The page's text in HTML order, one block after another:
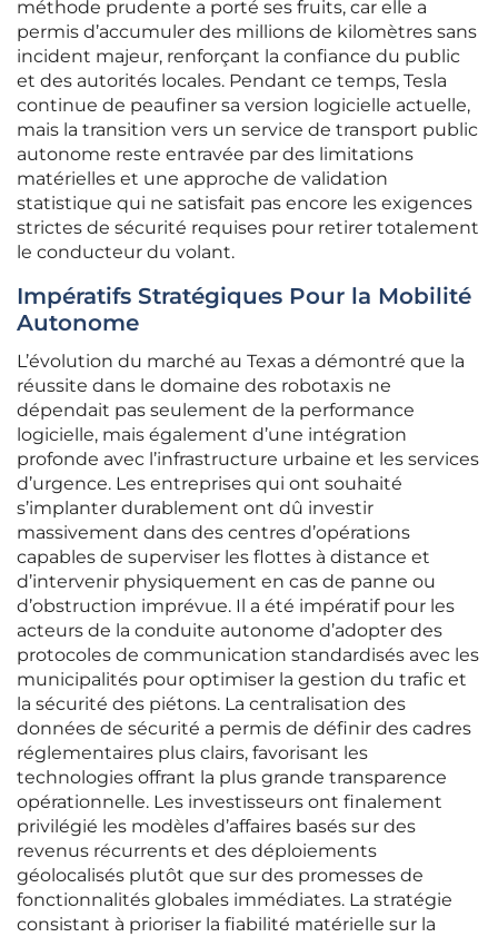
méthode prudente a porté ses fruits, car elle a
permis d’accumuler des millions de kilomètres sans
incident majeur, renforçant la confiance du public
et des autorités locales. Pendant ce temps, Tesla
continue de peaufiner sa version logicielle actuelle,
mais la transition vers un service de transport public
autonome reste entravée par des limitations
matérielles et une approche de validation
statistique qui ne satisfait pas encore les exigences
strictes de sécurité requises pour retirer totalement
le conducteur du volant.
Impératifs Stratégiques Pour la Mobilité
Autonome
L’évolution du marché au Texas a démontré que la
réussite dans le domaine des robotaxis ne
dépendait pas seulement de la performance
logicielle, mais également d’une intégration
profonde avec l’infrastructure urbaine et les services
d’urgence. Les entreprises qui ont souhaité
s’implanter durablement ont dû investir
massivement dans des centres d’opérations
capables de superviser les flottes à distance et
d’intervenir physiquement en cas de panne ou
d’obstruction imprévue. Il a été impératif pour les
acteurs de la conduite autonome d’adopter des
protocoles de communication standardisés avec les
municipalités pour optimiser la gestion du trafic et
la sécurité des piétons. La centralisation des
données de sécurité a permis de définir des cadres
réglementaires plus clairs, favorisant les
technologies offrant la plus grande transparence
opérationnelle. Les investisseurs ont finalement
privilégié les modèles d’affaires basés sur des
revenus récurrents et des déploiements
géolocalisés plutôt que sur des promesses de
fonctionnalités globales immédiates. La stratégie
consistant à prioriser la fiabilité matérielle sur la